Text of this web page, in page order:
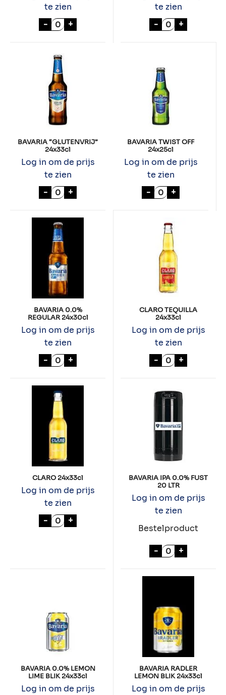
te zien
- BAVARIA PILS FUST 20 LTR aantal
+
te zien
- BAVARIA PILS
+
BAVARIA “GLUTENVRIJ”
24x33cl
Log in om de prijs
te zien
- BAVARIA "GLUTENVRIJ" 24x33cl aantal
+
BAVARIA TWIST OFF
24x25cl
Log in om de prijs
te zien
- BAVARIA TWIST
+
BAVARIA 0.0%
REGULAR 24x30cl
Log in om de prijs
te zien
- BAVARIA 0.0% REGULAR 24x30cl aantal
+
CLARO TEQUILLA
24x33cl
Log in om de prijs
te zien
- CLARO
+
CLARO 24x33cl
Log in om de prijs
te zien
- CLARO 24x33cl aantal
+
BAVARIA IPA 0.0% FUST
20 LTR
Log in om de prijs
te zien
Bestelproduct
- BAVARIA IPA
+
BAVARIA 0.0% LEMON
LIME BLIK 24x33cl
Log in om de prijs
BAVARIA RADLER
LEMON BLIK 24x33cl
Log in om de prijs